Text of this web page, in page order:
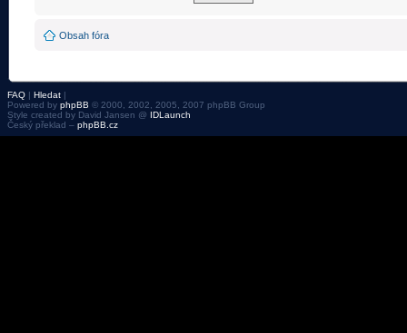
Obsah fóra
FAQ | Hledat |
Powered by phpBB © 2000, 2002, 2005, 2007 phpBB Group
Style created by David Jansen @ IDLaunch
Český překlad – phpBB.cz